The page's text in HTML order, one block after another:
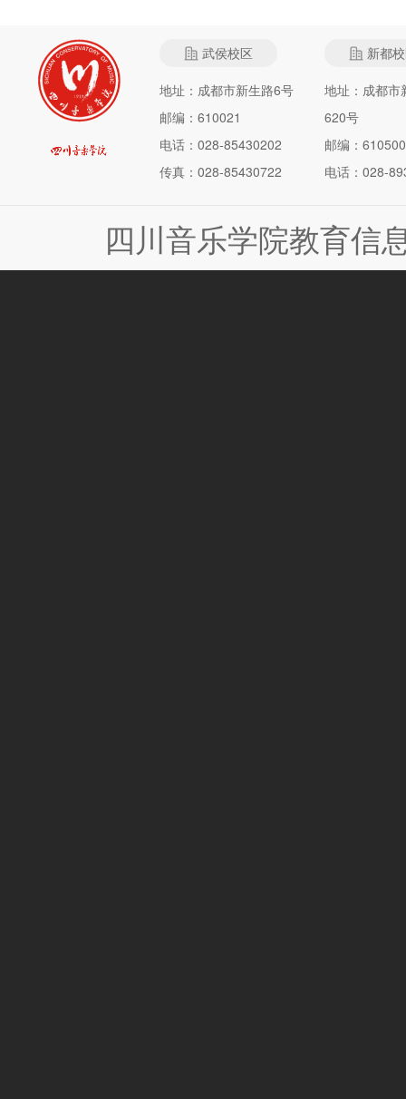
武侯校区
地址：成都市新生路6号
邮编：610021
电话：028-85430202
传真：028-85430722
新都
地址：成都市
620号
邮编：610500
电话：028-
四川音乐学院教育